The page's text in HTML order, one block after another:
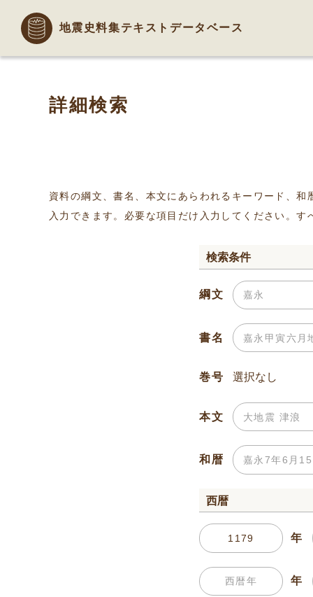
地震史料集テキストデータベース
詳細検索
資料の綱文、書名、本文にあらわれるキーワード、
入力できます。必要な項目だけ入力してください。
検索条件
綱文
書名
巻号
本文
和暦
西暦
年
年